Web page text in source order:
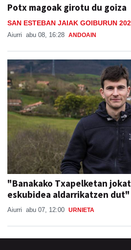
Potx magoak girotu du goiza
SAN ESTEBAN JAIAK GOIBURUN
Aiurri abu 08, 16:28 ANDOAIN
"Banakako Txapelketan
eskubidea aldarrikatzen dut"
Aiurri abu 07, 12:00 URNIETA